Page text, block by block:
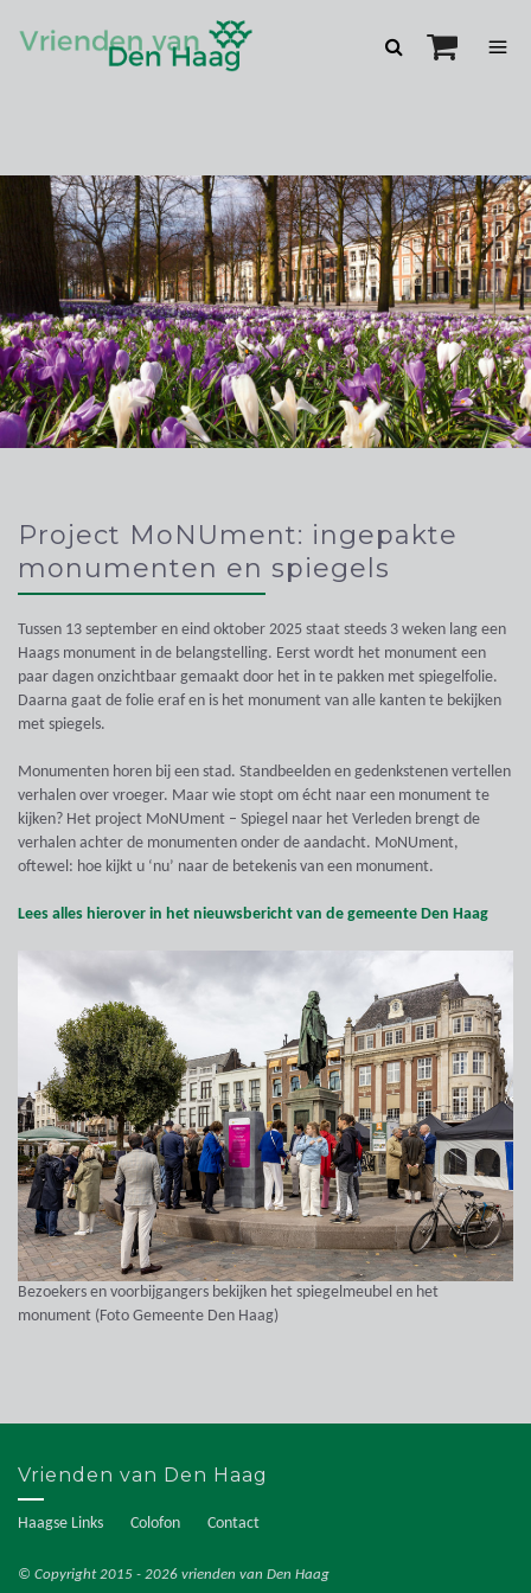
Zoeken
Project MoNUment: ingepakte
monumenten en spiegels
Tussen 13 september en eind oktober 2025 staat steeds 3 weken lang een
Haags monument in de belangstelling. Eerst wordt het monument een
paar dagen onzichtbaar gemaakt door het in te pakken met spiegelfolie.
Daarna gaat de folie eraf en is het monument van alle kanten te bekijken
met spiegels.
Monumenten horen bij een stad. Standbeelden en gedenkstenen vertellen
verhalen over vroeger. Maar wie stopt om écht naar een monument te
kijken? Het project MoNUment – Spiegel naar het Verleden brengt de
verhalen achter de monumenten onder de aandacht. MoNUment,
oftewel: hoe kijkt u ‘nu’ naar de betekenis van een monument.
Lees alles hierover in het nieuwsbericht van de gemeente Den Haag
Bezoekers en voorbijgangers bekijken het spiegelmeubel en het
monument (Foto Gemeente Den Haag)
Vrienden van Den Haag
Haagse Links Colofon Contact
© Copyright 2015 - 2026 vrienden van Den Haag